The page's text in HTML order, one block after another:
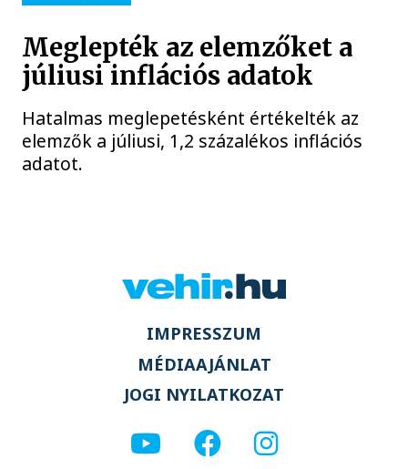
Meglepték az elemzőket a
júliusi inflációs adatok
Hatalmas meglepetésként értékelték az
elemzők a júliusi, 1,2 százalékos inflációs
adatot.
IMPRESSZUM
MÉDIAAJÁNLAT
JOGI NYILATKOZAT